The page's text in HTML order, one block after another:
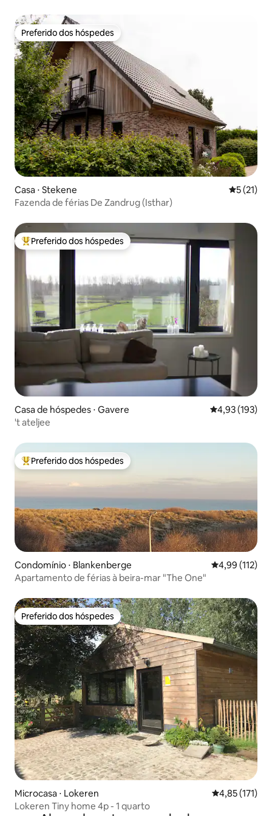
Preferido dos hóspedes
Preferido dos hóspedes
Casa ⋅ Stekene 5 de uma
5 (21)
Fazenda de férias De Zandrug (Isthar)
Entre os melhores preferidos dos hóspedes
Preferido dos hóspedes
Casa de hóspedes ⋅ Gavere 4,93 de uma
4,93 (193)
't ateljee
Entre os melhores preferidos dos hóspedes
Preferido dos hóspedes
Condomínio ⋅ Blankenberge 4,99 de uma
4,99 (112)
Apartamento de férias à beira-mar "The One"
Preferido dos hóspedes
Preferido dos hóspedes
Microcasa ⋅ Lokeren 4,85 de uma
4,85 (171)
Lokeren Tiny home 4p - 1 quarto